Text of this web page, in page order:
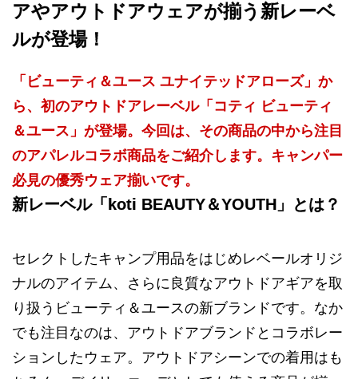
アやアウトドアウェアが揃う新レーベ
ルが登場！
「ビューティ＆ユース ユナイテッドアローズ」か
ら、初のアウトドアレーベル「コティ ビューティ
＆ユース」が登場。今回は、その商品の中から注目
のアパレルコラボ商品をご紹介します。キャンパー
必見の優秀ウェア揃いです。
新レーベル「koti BEAUTY＆YOUTH」とは？
セレクトしたキャンプ用品をはじめレベールオリジ
ナルのアイテム、さらに良質なアウトドアギアを取
り扱うビューティ＆ユースの新ブランドです。なか
でも注目なのは、アウトドアブランドとコラボレー
ションしたウェア。アウトドアシーンでの着用はも